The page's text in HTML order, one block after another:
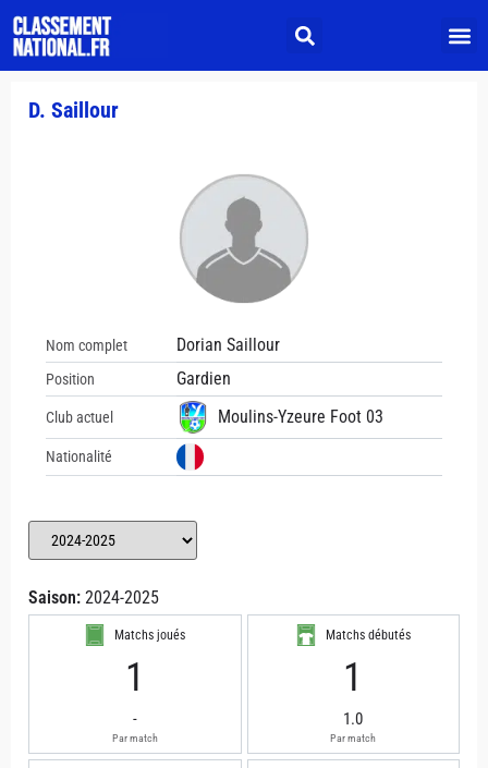
D. Saillour
Nom complet Dorian Saillour
Position Gardien
Club actuel Moulins-Yzeure Foot 03
Nationalité
Saison: 2024-2025
Matchs joués
1
-
Par match
Matchs débutés
1
1.0
Par match